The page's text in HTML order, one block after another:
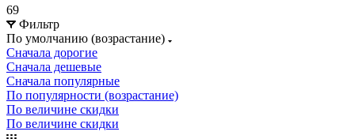
69
Фильтр
По умолчанию (возрастание)
Сначала дорогие
Сначала дешевые
Сначала популярные
По популярности (возрастание)
По величине скидки
По величине скидки